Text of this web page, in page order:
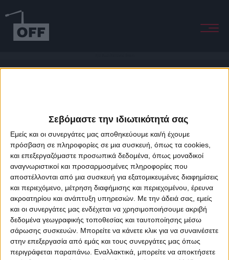
Σεβόμαστε την ιδιωτικότητά σας
Εμείς και οι συνεργάτες μας αποθηκεύουμε και/ή έχουμε
πρόσβαση σε πληροφορίες σε μια συσκευή, όπως τα cookies,
και επεξεργαζόμαστε προσωπικά δεδομένα, όπως μοναδικοί
αναγνωριστικοί και προσαρμοσμένες πληροφορίες που
αποστέλλονται από μια συσκευή για εξατομικευμένες διαφημίσεις
και περιεχόμενο, μέτρηση διαφήμισης και περιεχομένου, έρευνα
ακροατηρίου και ανάπτυξη υπηρεσιών. Με την άδειά σας, εμείς
και οι συνεργάτες μας ενδέχεται να χρησιμοποιήσουμε ακριβή
δεδομένα γεωγραφικής τοποθεσίας και ταυτοποίησης μέσω
σάρωσης συσκευών. Μπορείτε να κάνετε κλικ για να συναινέσετε
στην επεξεργασία από εμάς και τους συνεργάτες μας όπως
περιγράφεται παραπάνω. Εναλλακτικά, μπορείτε να αποκτήσετε
About Offradio Business Class Terms & Conditions
Privacy Policy
Designed & developed byporcupine colors&Fotis Alexandrou